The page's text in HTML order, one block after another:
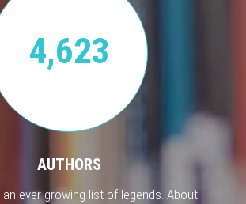
4,623
AUTHORS
ever growing list of legends. About